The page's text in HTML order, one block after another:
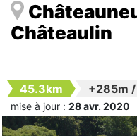
Châteaulin
45.3km +285m /
mise à jour : 28 avr. 2020